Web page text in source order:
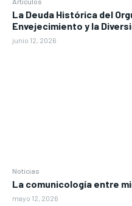
La Deuda Histórica del
Envejecimiento y la
junio 12, 2026
Noticias
La comunicología entre
mayo 12, 2026